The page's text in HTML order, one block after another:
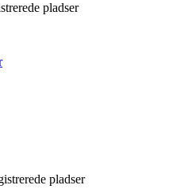
pladser
pladser